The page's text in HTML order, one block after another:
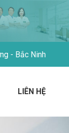
- Bắc Ninh
LIÊN HỆ